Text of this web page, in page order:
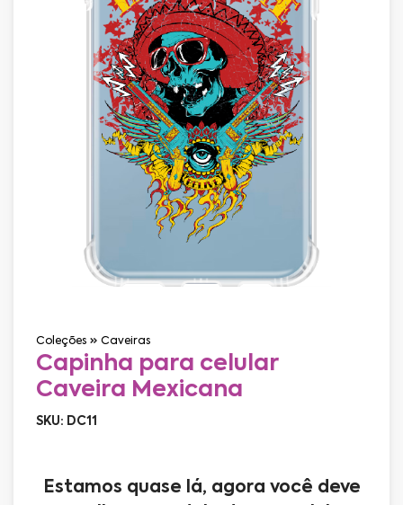
Coleções Caveiras
Capinha para celular
Caveira Mexicana
SKU: DC11
Estamos quase lá, agora você deve